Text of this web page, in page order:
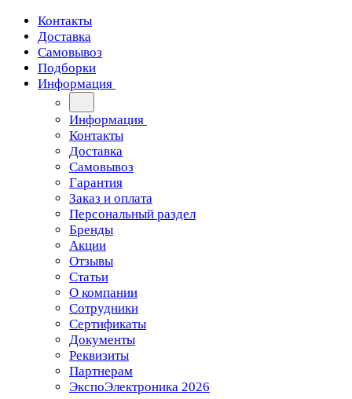
Контакты
Доставка
Самовывоз
Подборки
Информация
Информация
Контакты
Доставка
Самовывоз
Гарантия
Заказ и оплата
Персональный раздел
Бренды
Акции
Отзывы
Статьи
О компании
Сотрудники
Сертификаты
Документы
Реквизиты
Партнерам
ЭкспоЭлектроника 2026